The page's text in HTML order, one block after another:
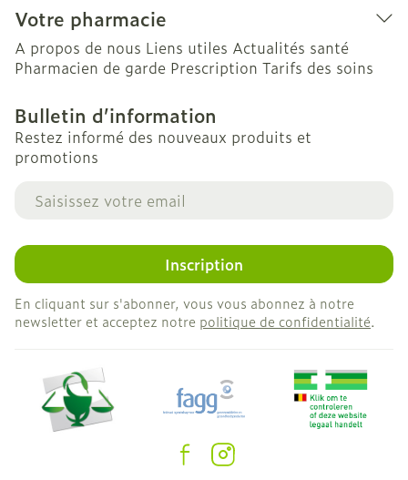
Votre pharmacie
A propos de nous Liens utiles Actualités santé
Pharmacien de garde Prescription Tarifs des soins
Bulletin d’information
Restez informé des nouveaux produits et
promotions
Adresse mail
Inscription
En cliquant sur s'abonner, vous vous abonnez à notre
newsletter et acceptez notre politique de confidentialité.